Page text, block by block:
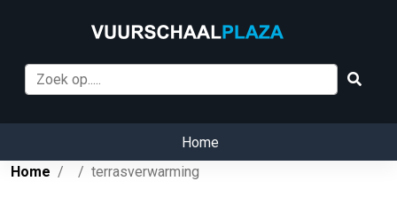
Home
Home
terrasverwarming